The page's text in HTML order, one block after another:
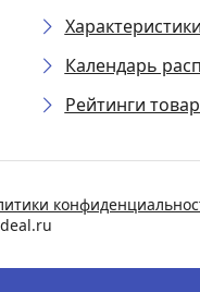
Календарь
Рейтинги